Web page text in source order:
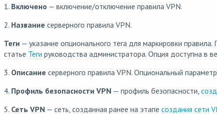
1. Включено — включение/отключение правила VPN.
2. Название серверного правила VPN.
Теги — указание опционального тега для маркировки
статье Теги руководства администратора. Опция доступна в
3. Описание серверного правила VPN. Опциональный
4. Профиль безопасности VPN — профиль безопасности,
5. Сеть VPN — сеть, созданная ранее на этапе создания сети